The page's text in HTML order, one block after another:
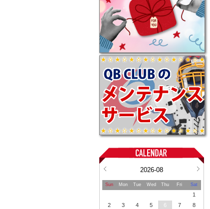
2026-08
Sun Mon Tue Wed Thu Fri Sat
1
2
3 4 5 6 7
8